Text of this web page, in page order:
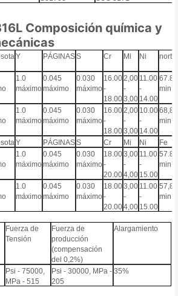
Composición química y
Y PÁGINASS Cr Mi Ni norte
1.0
máximo
0.045
máximo
0.030
máximo
16.00
-
18.00
2,00
-
3,00
11.00
-
14.00
min
1.0
máximo
0.045
máximo
0.030
máximo
16.00
-
18.00
2,00
-
3,00
10.00
-
14.00
68,89
min
Y PÁGINASS Cr Mi Ni
Fe
1.0
máximo
0.045
máximo
0.030
máximo
18.00
-
20.00
3,00
-
4,00
11.00
-
15.00
min
1.0
máximo
0.045
máximo
0.030
máximo
18.00
-
20.00
3,00
-
4,00
11.00
-
15.00
57,89
min
Fuerza de
Tensión
Fuerza de
producción
(compensación
del 0,2%)
Alargamiento
Psi - 75000,
MPa - 515
Psi - 30000, MPa -
205
35%